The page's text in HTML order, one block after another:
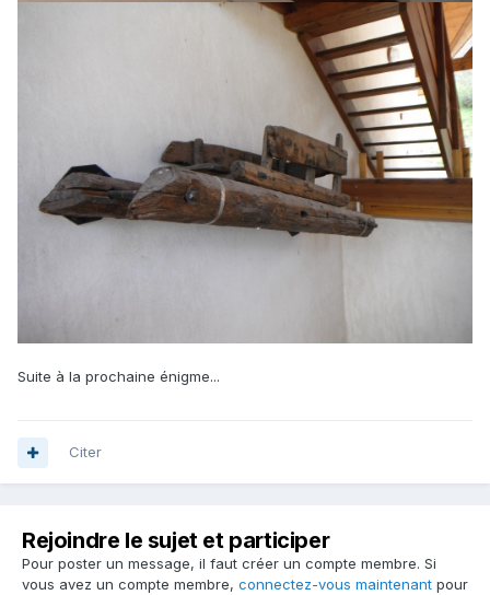
Suite à la prochaine énigme...
Citer
Rejoindre le sujet et participer
Pour poster un message, il faut créer un compte membre. Si
vous avez un compte membre, connectez-vous maintenant pour